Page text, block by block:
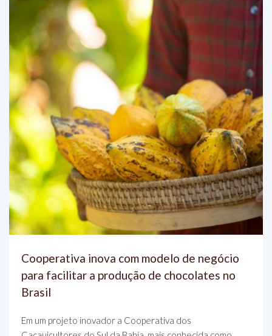
Cooperativa inova com modelo de negócio
para facilitar a produção de chocolates no
Brasil
Em um projeto inovador a Cooperativa dos